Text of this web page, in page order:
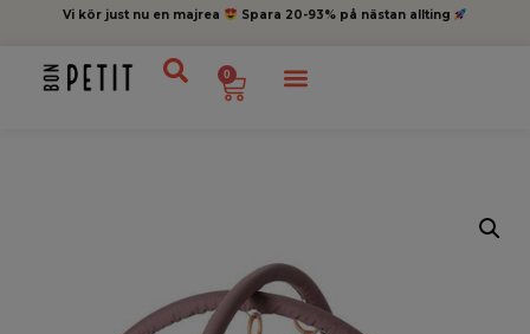
Vi kör just nu en majrea Spara 20-93% på nästan allting
0